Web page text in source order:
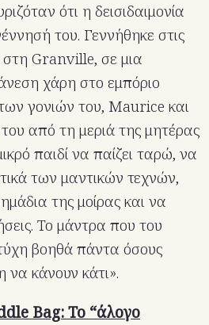
ότι η δεισιδαιμονία
του. Γεννήθηκε στις
Granville, σε μια
χάρη στο εμπόριο
γονιών του, Maurice και
από τη μεριά της μητέρας
παιδί να παίζει ταρώ, να
των μαντικών τεχνών,
της μοίρας και να
Το μάντρα που του
βοηθά πάντα όσους
να κάνουν κάτι».
Bag: Το “άλογο